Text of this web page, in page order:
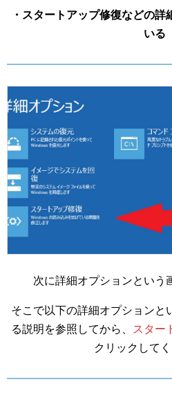
・スタートアップ修復などの
いる
次に詳細オプションという
そこで以下の詳細オプションと
る説明を参照してから、
スター
クリックしてく